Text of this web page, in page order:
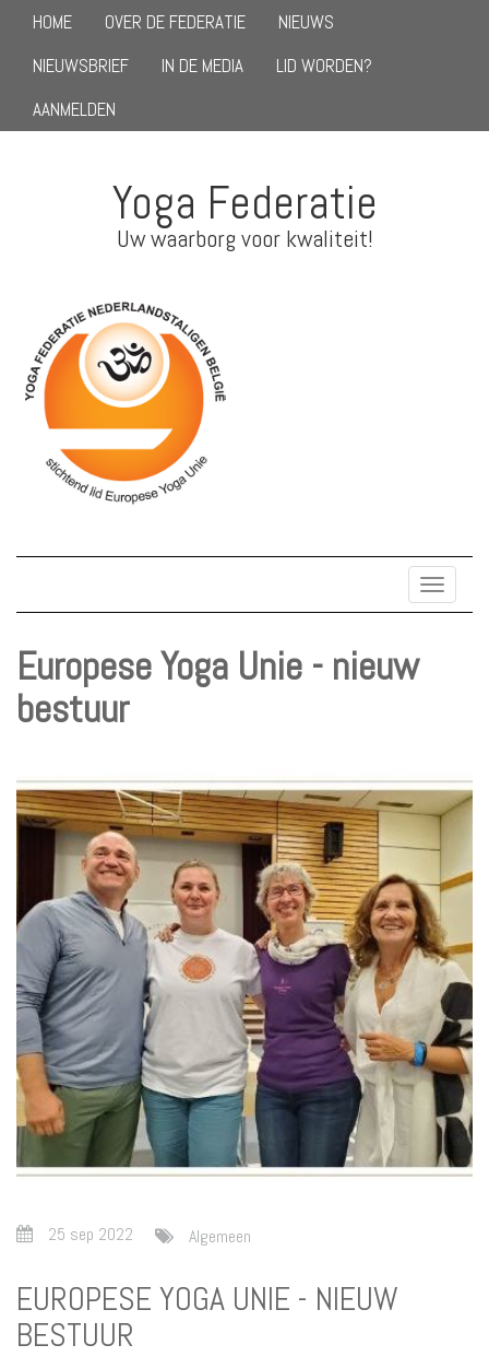
HOME OVER DE FEDERATIE
NIEUWS
NIEUWSBRIEF
IN DE MEDIA
LID WORDEN?
AANMELDEN
Yoga Federatie
Uw waarborg voor kwaliteit!
Toggle
Europese Yoga Unie - nieuw
bestuur
25 sep 2022 Algemeen
EUROPESE YOGA UNIE - NIEUW
BESTUUR